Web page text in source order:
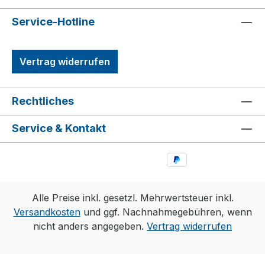
Service-Hotline
Vertrag widerrufen
Rechtliches
Service & Kontakt
Alle Preise inkl. gesetzl. Mehrwertsteuer inkl.
Versandkostenund ggf. Nachnahmegebühren, wenn
nicht anders angegeben. Vertrag widerrufen